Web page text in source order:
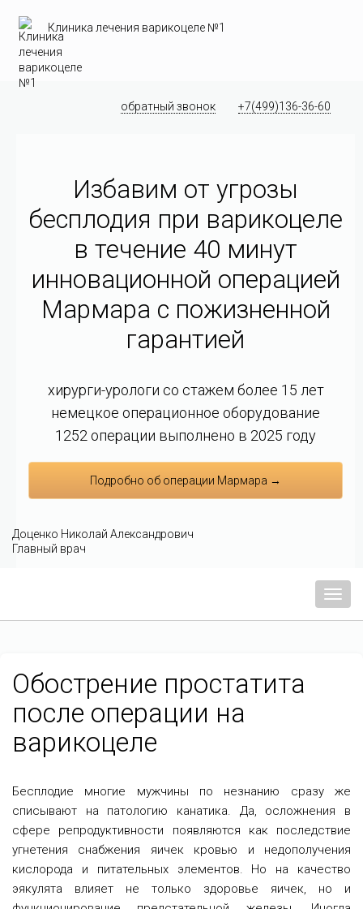
Клиника лечения варикоцеле №1
обратный звонок +7(499)136-36-60
Избавим от угрозы
бесплодия при варикоцеле
в течение 40 минут
инновационной операцией
Мармара c пожизненной
гарантией
хирурги-урологи со стажем более 15 лет
немецкое операционное оборудование
1252 операции выполнено в 2025 году
Подробно об операции Мармара →
Доценко Николай Александрович
Главный врач
Меню
Обострение простатита
после операции на
варикоцеле
Бесплодие многие мужчины по незнанию сразу же
списывают на патологию канатика. Да, осложнения в
сфере репродуктивности появляются как последствие
угнетения снабжения яичек кровью и недополучения
кислорода и питательных элементов. Но на качество
эякулята влияет не только здоровье яичек, но и